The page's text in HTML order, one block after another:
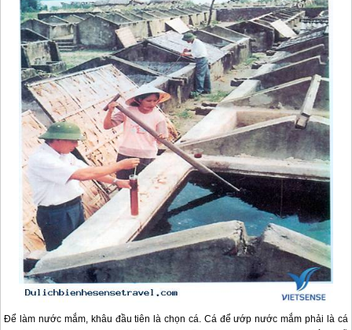
Để làm nước mắm, khâu đầu tiên là chọn cá. Cá để ướp nước mắm phải là cá